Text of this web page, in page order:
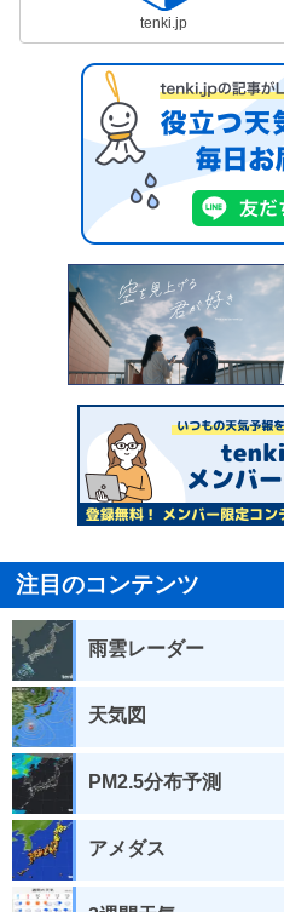
tenki.jp
注目のコンテンツ
雨雲レーダー
天気図
PM2.5分布予測
アメダス